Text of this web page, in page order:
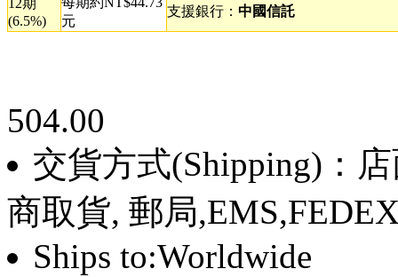
12期
(6.5%)
元
支援銀行： 中國信託
504.00
交貨方式(Shipping)：
商取貨, 郵局
Ships to:Worldwide